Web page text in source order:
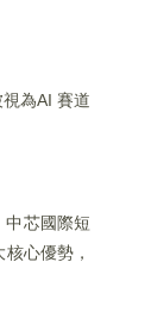
為AI 賽道
中芯國際短
心優勢，